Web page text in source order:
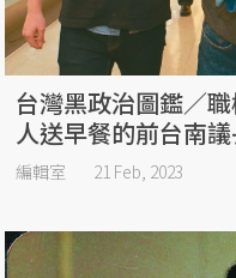
台灣黑政治圖鑑／
人送早餐的前台南
編輯室 21 Feb, 2023